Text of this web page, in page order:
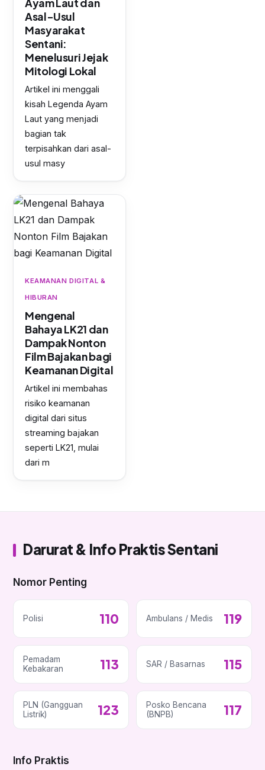
Asal-Usul
Masyarakat
Sentani:
Menelusuri Jejak
Mitologi Lokal
Artikel ini menggali
kisah Legenda Ayam
Laut yang menjadi
bagian tak
terpisahkan dari asal-
usul masy
KEAMANAN DIGITAL &
HIBURAN
Mengenal
Bahaya LK21 dan
Dampak Nonton
Film Bajakan bagi
Keamanan Digital
Artikel ini membahas
risiko keamanan
digital dari situs
streaming bajakan
seperti LK21, mulai
dari m
Darurat & Info Praktis Sentani
Nomor Penting
Polisi 110 Ambulans / Medis 119
Pemadam
Kebakaran
113 SAR / Basarnas 115
PLN (Gangguan
Listrik)
123
Posko Bencana
(BNPB)
117
Info Praktis